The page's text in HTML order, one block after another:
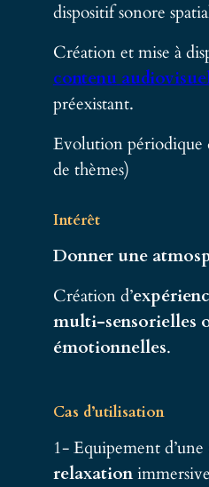
dispositif sonore
Création et mise à
contenu
préexistant.
Evolution périodique
de thèmes)
Intérêt
Donner une
Création d’
multi-sensorielles
émotionnelles.
Cas d’utilisation
1- Equipement d’une
relaxation